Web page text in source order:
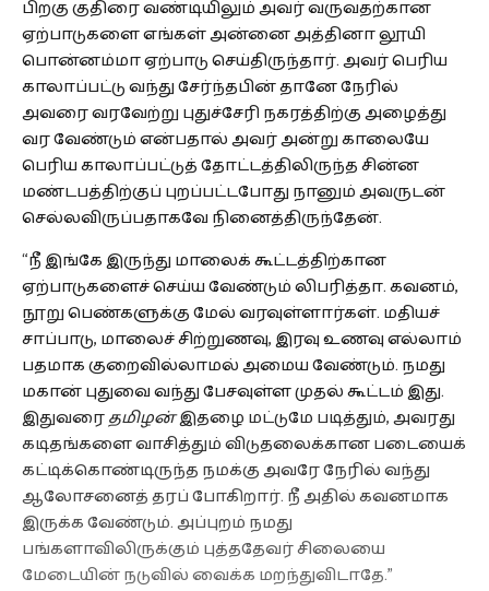
பிறகு குதிரை வண்டியிலும் அவர் வருவதற்கான
ஏற்பாடுகளை எங்கள் அன்னை அத்தினா லூயி
பொன்னம்மா ஏற்பாடு செய்திருந்தார். அவர் பெரிய
காலாப்பட்டு வந்து சேர்ந்தபின் தானே நேரில்
அவரை வரவேற்று புதுச்சேரி நகரத்திற்கு அழைத்து
வர வேண்டும் என்பதால் அவர் அன்று காலையே
பெரிய காலாப்பட்டுத் தோட்டத்திலிருந்த சின்ன
மண்டபத்திற்குப் புறப்பட்டபோது நானும் அவருடன்
செல்லவிருப்பதாகவே நினைத்திருந்தேன்.
“நீ இங்கே இருந்து மாலைக் கூட்டத்திற்கான
ஏற்பாடுகளைச் செய்ய வேண்டும் லிபரித்தா. கவனம்,
நூறு பெண்களுக்கு மேல் வரவுள்ளார்கள். மதியச்
சாப்பாடு, மாலைச் சிற்றுணவு, இரவு உணவு எல்லாம்
பதமாக குறைவில்லாமல் அமைய வேண்டும். நமது
மகான் புதுவை வந்து பேசவுள்ள முதல் கூட்டம் இது.
இதுவரைதமிழன்இதழை மட்டுமே படித்தும், அவரது
கடிதங்களை வாசித்தும் விடுதலைக்கான படையைக்
கட்டிக்கொண்டிருந்த நமக்கு அவரே நேரில் வந்து
ஆலோசனைத் தரப் போகிறார். நீ அதில் கவனமாக
இருக்க வேண்டும். அப்புறம் நமது
பங்களாவிலிருக்கும் புத்ததேவர் சிலையை
மேடையின் நடுவில் வைக்க மறந்துவிடாதே.”